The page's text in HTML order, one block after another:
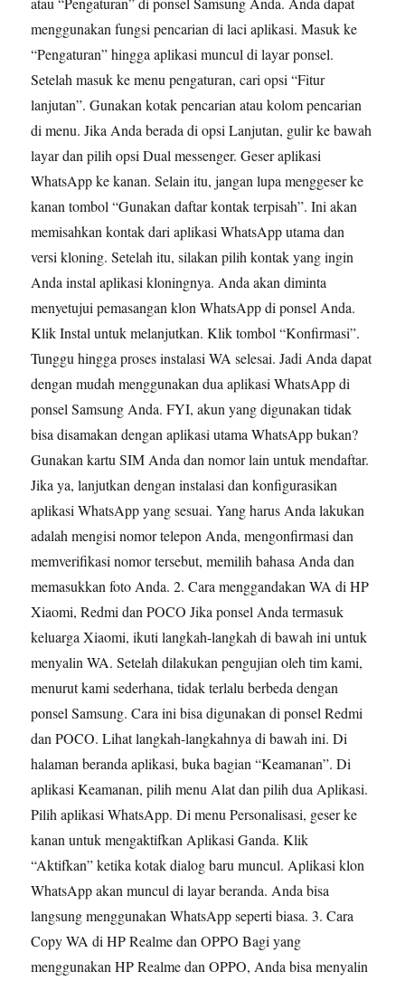
menggunakan fungsi pencarian di laci aplikasi. Masuk ke
“Pengaturan” hingga aplikasi muncul di layar ponsel.
Setelah masuk ke menu pengaturan, cari opsi “Fitur
lanjutan”. Gunakan kotak pencarian atau kolom pencarian
di menu. Jika Anda berada di opsi Lanjutan, gulir ke bawah
layar dan pilih opsi Dual messenger. Geser aplikasi
WhatsApp ke kanan. Selain itu, jangan lupa menggeser ke
kanan tombol “Gunakan daftar kontak terpisah”. Ini akan
memisahkan kontak dari aplikasi WhatsApp utama dan
versi kloning. Setelah itu, silakan pilih kontak yang ingin
Anda instal aplikasi kloningnya. Anda akan diminta
menyetujui pemasangan klon WhatsApp di ponsel Anda.
Klik Instal untuk melanjutkan. Klik tombol “Konfirmasi”.
Tunggu hingga proses instalasi WA selesai. Jadi Anda dapat
dengan mudah menggunakan dua aplikasi WhatsApp di
ponsel Samsung Anda. FYI, akun yang digunakan tidak
bisa disamakan dengan aplikasi utama WhatsApp bukan?
Gunakan kartu SIM Anda dan nomor lain untuk mendaftar.
Jika ya, lanjutkan dengan instalasi dan konfigurasikan
aplikasi WhatsApp yang sesuai. Yang harus Anda lakukan
adalah mengisi nomor telepon Anda, mengonfirmasi dan
memverifikasi nomor tersebut, memilih bahasa Anda dan
memasukkan foto Anda. 2. Cara menggandakan WA di HP
Xiaomi, Redmi dan POCO Jika ponsel Anda termasuk
keluarga Xiaomi, ikuti langkah-langkah di bawah ini untuk
menyalin WA. Setelah dilakukan pengujian oleh tim kami,
menurut kami sederhana, tidak terlalu berbeda dengan
ponsel Samsung. Cara ini bisa digunakan di ponsel Redmi
dan POCO. Lihat langkah-langkahnya di bawah ini. Di
halaman beranda aplikasi, buka bagian “Keamanan”. Di
aplikasi Keamanan, pilih menu Alat dan pilih dua Aplikasi.
Pilih aplikasi WhatsApp. Di menu Personalisasi, geser ke
kanan untuk mengaktifkan Aplikasi Ganda. Klik
“Aktifkan” ketika kotak dialog baru muncul. Aplikasi klon
WhatsApp akan muncul di layar beranda. Anda bisa
langsung menggunakan WhatsApp seperti biasa. 3. Cara
Copy WA di HP Realme dan OPPO Bagi yang
menggunakan HP Realme dan OPPO, Anda bisa menyalin